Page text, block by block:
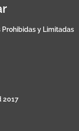
Prohibidas y Limitadas
2017